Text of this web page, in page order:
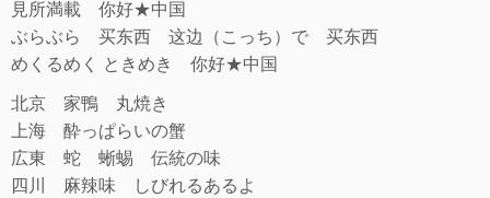
見所満載 你好★中国
ぶらぶら 买东西 这边（こっち）で 买东西
めくるめく ときめき 你好★中国
北京 家鴨 丸焼き
上海 酔っぱらいの蟹
広東 蛇 蜥蜴 伝統の味
四川 麻辣味 しびれるあるよ